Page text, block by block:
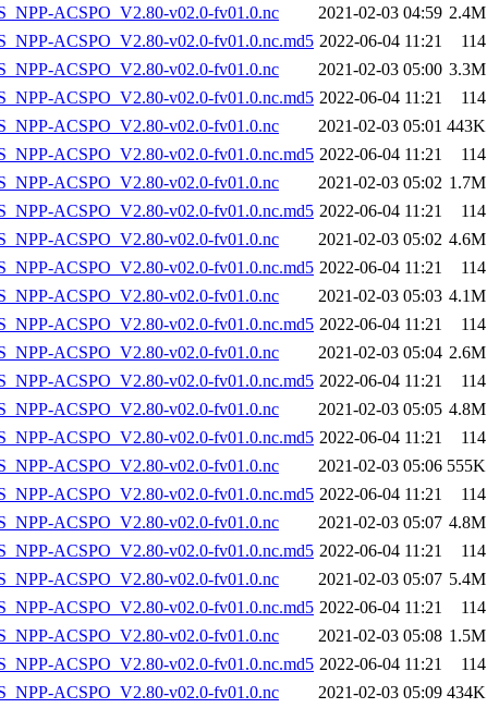
ACSPO_V2.80-v02.0-fv01.0.nc
2021-02-03 04:59 2.4M
ACSPO_V2.80-v02.0-fv01.0.nc.md5 2022-06-04 11:21
114
ACSPO_V2.80-v02.0-fv01.0.nc
2021-02-03 05:00 3.3M
ACSPO_V2.80-v02.0-fv01.0.nc.md5 2022-06-04 11:21
114
ACSPO_V2.80-v02.0-fv01.0.nc
2021-02-03 05:01 443K
ACSPO_V2.80-v02.0-fv01.0.nc.md5 2022-06-04 11:21
114
ACSPO_V2.80-v02.0-fv01.0.nc
2021-02-03 05:02 1.7M
ACSPO_V2.80-v02.0-fv01.0.nc.md5 2022-06-04 11:21
114
ACSPO_V2.80-v02.0-fv01.0.nc
2021-02-03 05:02 4.6M
ACSPO_V2.80-v02.0-fv01.0.nc.md5 2022-06-04 11:21
114
ACSPO_V2.80-v02.0-fv01.0.nc
2021-02-03 05:03 4.1M
ACSPO_V2.80-v02.0-fv01.0.nc.md5 2022-06-04 11:21
114
ACSPO_V2.80-v02.0-fv01.0.nc
2021-02-03 05:04 2.6M
ACSPO_V2.80-v02.0-fv01.0.nc.md5 2022-06-04 11:21
114
ACSPO_V2.80-v02.0-fv01.0.nc
2021-02-03 05:05 4.8M
ACSPO_V2.80-v02.0-fv01.0.nc.md5 2022-06-04 11:21
114
ACSPO_V2.80-v02.0-fv01.0.nc
2021-02-03 05:06 555K
ACSPO_V2.80-v02.0-fv01.0.nc.md5 2022-06-04 11:21
114
ACSPO_V2.80-v02.0-fv01.0.nc
2021-02-03 05:07 4.8M
ACSPO_V2.80-v02.0-fv01.0.nc.md5 2022-06-04 11:21
114
ACSPO_V2.80-v02.0-fv01.0.nc
2021-02-03 05:07 5.4M
ACSPO_V2.80-v02.0-fv01.0.nc.md5 2022-06-04 11:21
114
ACSPO_V2.80-v02.0-fv01.0.nc
2021-02-03 05:08 1.5M
ACSPO_V2.80-v02.0-fv01.0.nc.md5 2022-06-04 11:21
114
ACSPO_V2.80-v02.0-fv01.0.nc
2021-02-03 05:09 434K